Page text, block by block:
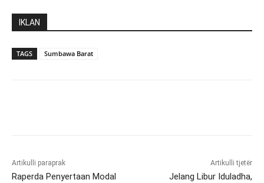
IKLAN
TAGS Sumbawa Barat
Artikulli paraprak
Raperda Penyertaan Modal
Artikulli tjetër
Jelang Libur Iduladha,